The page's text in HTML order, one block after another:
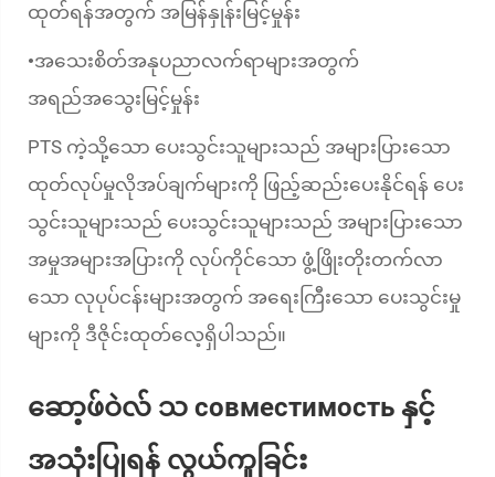
ထုတ်ရန်အတွက် အမြန်နှုန်းမြင့်မှုန်း
•အသေးစိတ်အနုပညာလက်ရာများအတွက်
အရည်အသွေးမြင့်မှုန်း
PTS ကဲ့သို့သော ပေးသွင်းသူများသည် အများပြားသော
ထုတ်လုပ်မှုလိုအပ်ချက်များကို ဖြည့်ဆည်းပေးနိုင်ရန် ပေး
သွင်းသူများသည် ပေးသွင်းသူများသည် အများပြားသော
အမှုအများအပြားကို လုပ်ကိုင်သော ဖွံ့ဖြိုးတိုးတက်လာ
သော လုပုပ်ငန်းများအတွက် အရေးကြီးသော ပေးသွင်းမှု
များကို ဒီဇိုင်းထုတ်လေ့ရှိပါသည်။
ဆော့ဖ်ဝဲလ် သ совместимость နှင့်
အသုံးပြုရန် လွယ်ကူခြင်း